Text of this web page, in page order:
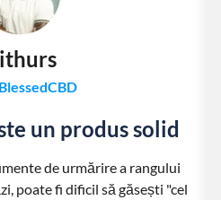
un produs solid
de urmărire a rangului
poate fi dificil să găsești "cel